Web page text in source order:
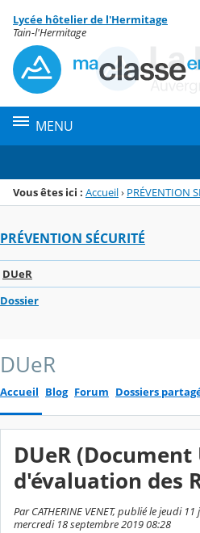
Menu de la rubrique
Contenu
Lycée hôtelier de l'Hermitage
Tain-l'Hermitage
MENU
Vous êtes ici : Accueil› PRÉVENTION
PRÉVENTION SÉCURITÉ
DUeR
Dossier
DUeR
Accueil Blog Forum Dossiers
DUeR
d'évaluation des
Par CATHERINE VENET, publié le jeudi
mercredi 18 septembre 2019 08:28